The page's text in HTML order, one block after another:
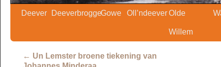
Deever DeeverbroggeGowe Oll’ndeeverOlde
Willem
← Un Lemster broene tiekening van